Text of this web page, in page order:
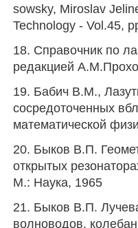
sowsky, Miroslav
Technology - Vol.45,
18. Справочник по
редакцией
19. Бабич В.М.,
сосредоточенных
математической
20. Быков В.П.
открытых
М.: Наука, 1965
21. Быков В.П.
волноводов,